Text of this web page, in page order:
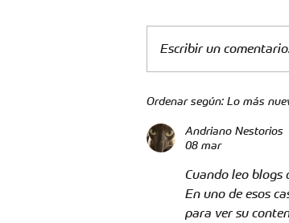
Bienvenido al
Nilson Castrillón
Escribir un
Ordenar según: Lo más
Andriano Nestorios
08 mar
Cuando leo blogs
En uno de esos
para ver su